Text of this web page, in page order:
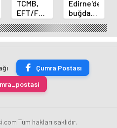
TCMB,
EFT/FAST
işlemleri
için
fazla
uygulamasını
kaldırdı
Edirne'de
buğday
ve arpa
ekim
sezonu
erdi
Çumra Postası
Tüm hakları saklıdır.